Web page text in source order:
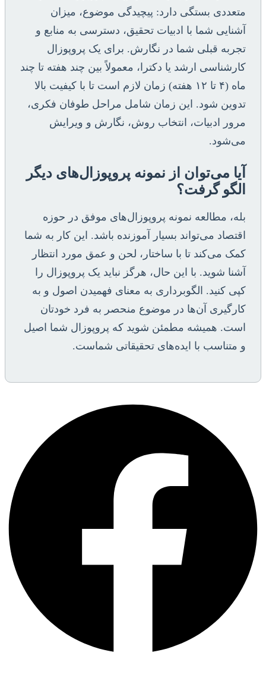
متعددی بستگی دارد: پیچیدگی موضوع، میزان
آشنایی شما با ادبیات تحقیق، دسترسی به منابع و
تجربه قبلی شما در نگارش. برای یک پروپوزال
کارشناسی ارشد یا دکترا، معمولاً بین چند هفته تا چند
ماه (۴ تا ۱۲ هفته) زمان لازم است تا با کیفیت بالا
تدوین شود. این زمان شامل مراحل طوفان فکری،
مرور ادبیات، انتخاب روش، نگارش و ویرایش
می‌شود.
آیا می‌توان از نمونه پروپوزال‌های دیگر
الگو گرفت؟
بله، مطالعه نمونه پروپوزال‌های موفق در حوزه
اقتصاد می‌تواند بسیار آموزنده باشد. این کار به شما
کمک می‌کند تا با ساختار، لحن و عمق مورد انتظار
آشنا شوید. با این حال، هرگز نباید یک پروپوزال را
کپی کنید. الگوبرداری به معنای فهمیدن اصول و به
کارگیری آن‌ها در موضوع منحصر به فرد خودتان
است. همیشه مطمئن شوید که پروپوزال شما اصیل
و متناسب با ایده‌های تحقیقاتی شماست.